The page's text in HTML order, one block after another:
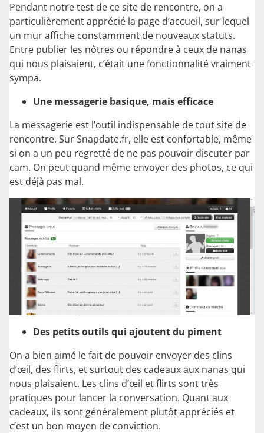
Pendant notre test de ce site de rencontre, on a
particulièrement apprécié la page d’accueil, sur lequel
un mur affiche constamment de nouveaux statuts.
Entre publier les nôtres ou répondre à ceux de nanas
qui nous plaisaient, c’était une fonctionnalité vraiment
sympa.
Une messagerie basique, mais efficace
La messagerie est l’outil indispensable de tout site de
rencontre. Sur Snapdate.fr, elle est confortable, même
si on a un peu regretté de ne pas pouvoir discuter par
cam. On peut quand même envoyer des photos, ce qui
est déjà pas mal.
Des petits outils qui ajoutent du piment
On a bien aimé le fait de pouvoir envoyer des clins
d’œil, des flirts, et surtout des cadeaux aux nanas qui
nous plaisaient. Les clins d’œil et flirts sont très
pratiques pour lancer la conversation. Quant aux
cadeaux, ils sont généralement plutôt appréciés et
c’est un bon moyen de conviction.